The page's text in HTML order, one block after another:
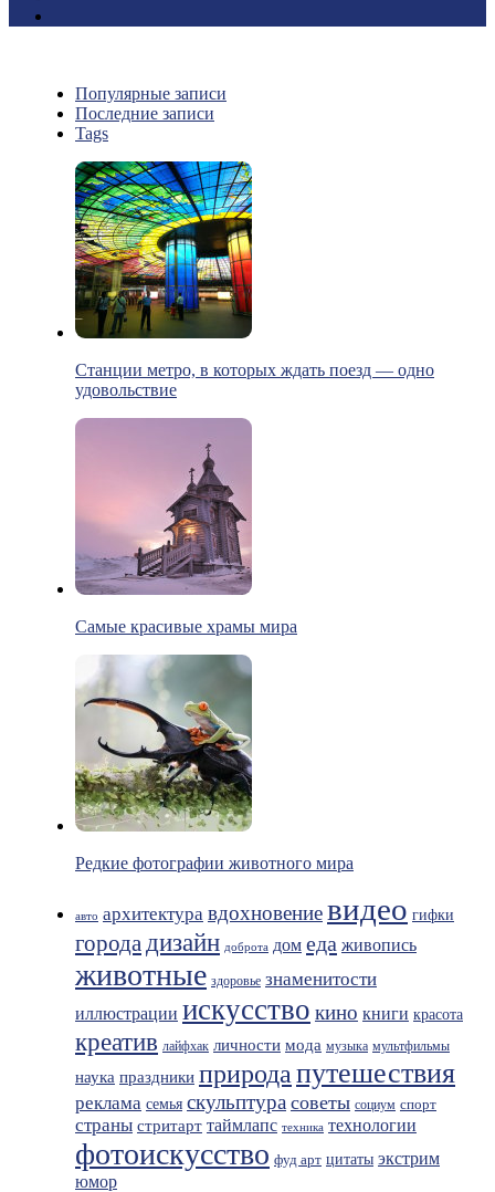
Популярные записи
Последние записи
Tags
Станции метро, в которых ждать поезд — одно
удовольствие
Самые красивые храмы мира
Редкие фотографии животного мира
авто архитектура вдохновениевидео гифки
города дизайн доброта дом еда живопись
животные здоровье знаменитости
иллюстрации искусство кино книги красота
креатив лайфхак личности мода музыка мультфильмы
наука праздники природа путешествия
реклама семья скульптура советы социум спорт
страны стритарт таймлапс техника технологии
фотоискусство фуд арт цитаты экстрим
юмор